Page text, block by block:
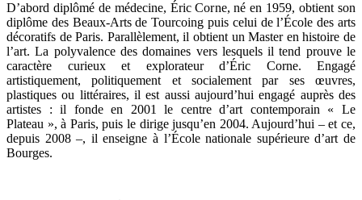
D’abord diplômé de médecine, Éric Corne, né en 1959, obtient son
diplôme des Beaux-Arts de Tourcoing puis celui de l’École des arts
décoratifs de Paris. Parallèlement, il obtient un Master en histoire de
l’art. La polyvalence des domaines vers lesquels il tend prouve le
caractère curieux et explorateur d’Éric Corne. Engagé
artistiquement, politiquement et socialement par ses œuvres,
plastiques ou littéraires, il est aussi aujourd’hui engagé auprès des
artistes : il fonde en 2001 le centre d’art contemporain « Le
Plateau », à Paris, puis le dirige jusqu’en 2004. Aujourd’hui – et ce,
depuis 2008 –, il enseigne à l’École nationale supérieure d’art de
Bourges.